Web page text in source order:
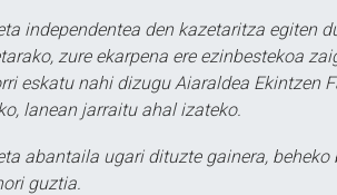
independentea den kazetaritza egiten
zure ekarpena ere ezinbestekoa
eskatu nahi dizugu Aiaraldea Ekintzen
lanean jarraitu ahal izateko.
abantaila ugari dituzte gainera,
guztia.